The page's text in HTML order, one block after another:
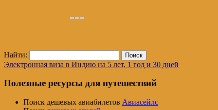
Найти:
Электронная виза в Индию на 5 лет, 1 год и 30 дней
Полезные ресурсы для путешествий
Поиск дешевых авиабилетов Авиасейлс